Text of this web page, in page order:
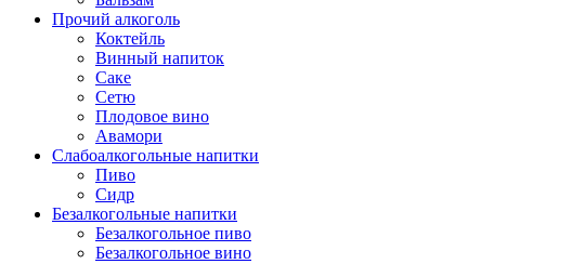
Прочий алкоголь
Коктейль
Винный напиток
Саке
Сетю
Плодовое вино
Авамори
Слабоалкогольные напитки
Пиво
Сидр
Безалкогольные напитки
Безалкогольное пиво
Безалкогольное вино